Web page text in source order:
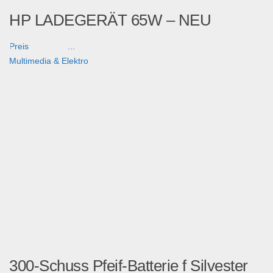
HP LADEGERÄT 65W – NEU
Preis ...
Multimedia & Elektro
300-Schuss Pfeif-Batterie f Silvester